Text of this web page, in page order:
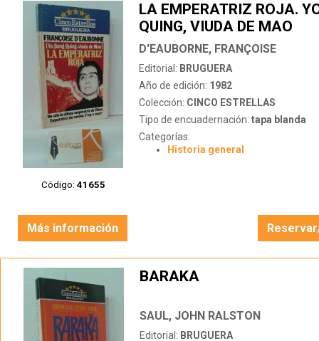
Código: 41655
LA EMPERATRIZ ROJA.
QUING, VIUDA DE MAO
D'EAUBORNE, FRANÇOISE
Editorial: BRUGUERA
Año de edición: 1982
Colección: CINCO ESTRELLAS
Tipo de encuadernación: tapa blanda
Categorías:
Historia general
Más información
BARAKA
SAUL, JOHN RALSTON
Editorial: BRUGUERA